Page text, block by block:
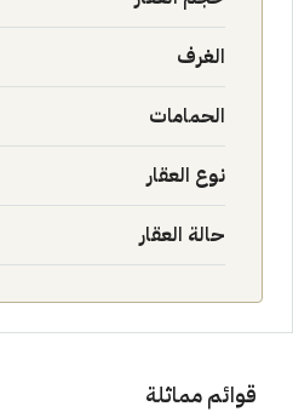
الغرف
الحمامات
نوع العقار
حالة العقار
قوائم مماثلة